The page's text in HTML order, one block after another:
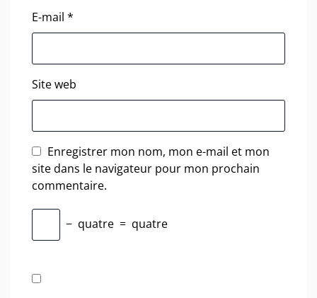
E-mail *
Site web
Enregistrer mon nom, mon e-mail et mon
site dans le navigateur pour mon prochain
commentaire.
− quatre = quatre